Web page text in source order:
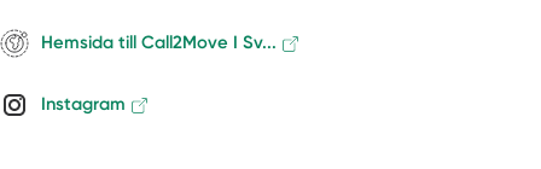
Hemsida till Call2Move I Sv...
Instagram